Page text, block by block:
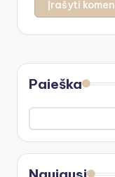
Paieška